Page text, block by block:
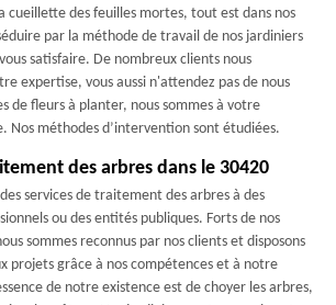
cueillette des feuilles mortes, tout est dans nos
par la méthode de travail de nos jardiniers
satisfaire. De nombreux clients nous
expertise, vous aussi n'attendez pas de nous
de fleurs à planter, nous sommes à votre
Nos méthodes d’intervention sont étudiées.
des arbres dans le 30420
services de traitement des arbres à des
ou des entités publiques. Forts de nos
sommes reconnus par nos clients et disposons
projets grâce à nos compétences et à notre
de notre existence est de choyer les arbres,